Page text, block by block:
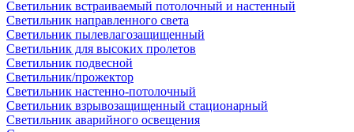
Светильник встраиваемый потолочный и настенный
Светильник направленного света
Светильник пылевлагозащищенный
Светильник для высоких пролетов
Светильник подвесной
Светильник/прожектор
Светильник настенно-потолочный
Светильник взрывозащищенный стационарный
Светильник аварийного освещения